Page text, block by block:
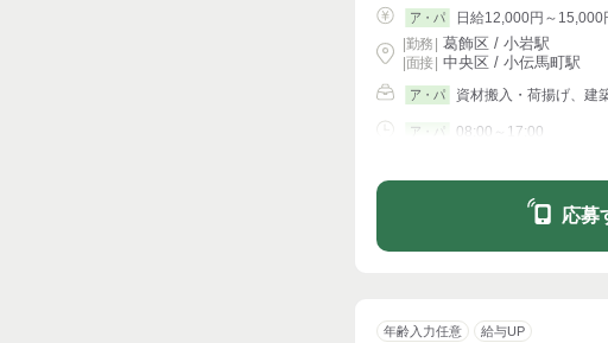
ア・パ
日給12,000円～15,000
|勤務 葛飾区 / 小岩駅
| 面接 | 中央区 / 小伝馬町駅
ア・パ 資材搬入・荷揚げ、建
ア・パ 08:00～17:00
応募
年齢入力任意 給与UP